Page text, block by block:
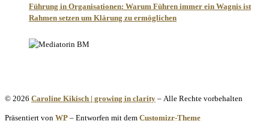
Führung in Organisationen: Warum Führen immer ein Wagnis ist
Rahmen setzen um Klärung zu ermöglichen
© 2026 Caroline Kikisch | growing in clarity – Alle Rechte vorbehalten
Präsentiert von WP – Entworfen mit dem Customizr-Theme